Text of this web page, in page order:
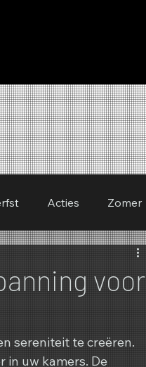
Acties Zomer
voor
sereniteit te creëren.
in uw kamers. De